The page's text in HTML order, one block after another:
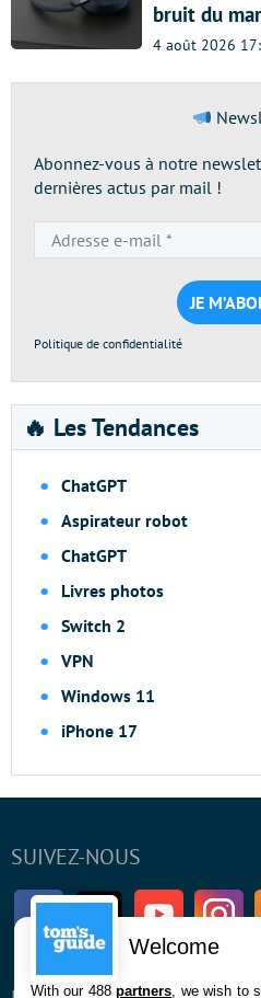
bruit du
4 août 2026
Abonnez-vous à notre
dernières actus par mail !
e-
*
Politique de confidentialité
🔥 Les Tendances
ChatGPT
Aspirateur robot
ChatGPT
Livres photos
Switch 2
VPN
Windows 11
iPhone 17
SUIVEZ-NOUS
FacebookTwitter Youtube
Welcome
With our 488partners , we wish to